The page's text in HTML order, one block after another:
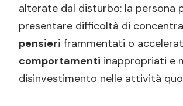
alterate dal disturbo: la persona
presentare difficoltà di
pensieri frammentati o
comportamenti inappropriati e
disinvestimento nelle attività